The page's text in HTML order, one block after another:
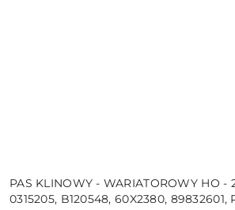
PAS KLINOWY - WARIATOROWY HO -
0315205, B120548, 60X2380, 89832601,